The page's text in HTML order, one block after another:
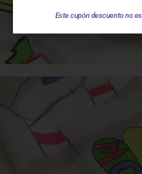
Este cupón descuento no